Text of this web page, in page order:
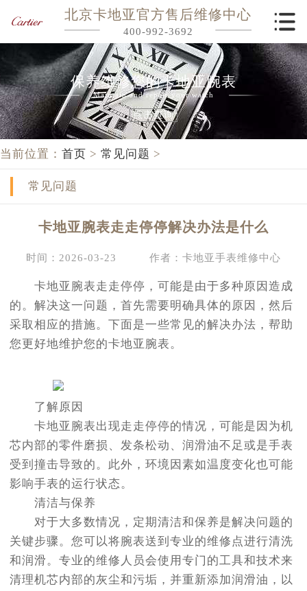
北京卡地亚官方售后维修中心
400-992-3692
保养维修您的卡地亚腕表
Maintain and repair your watch
点击查询
当前位置： 首页 > 常见问题 >
常见问题
卡地亚腕表走走停停解决办法是什么
时间：2026-03-23 作者：卡地亚手表维修中心
卡地亚腕表走走停停，可能是由于多种原因造成
的。解决这一问题，首先需要明确具体的原因，然后
采取相应的措施。下面是一些常见的解决办法，帮助
您更好地维护您的卡地亚腕表。
了解原因
卡地亚腕表出现走走停停的情况，可能是因为机
芯内部的零件磨损、发条松动、润滑油不足或是手表
受到撞击导致的。此外，环境因素如温度变化也可能
影响手表的运行状态。
清洁与保养
对于大多数情况，定期清洁和保养是解决问题的
关键步骤。您可以将腕表送到专业的维修点进行清洗
和润滑。专业的维修人员会使用专门的工具和技术来
清理机芯内部的灰尘和污垢，并重新添加润滑油，以